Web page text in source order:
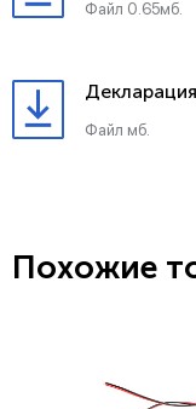
Файл 0.65мб.
Файл мб.
Похожие